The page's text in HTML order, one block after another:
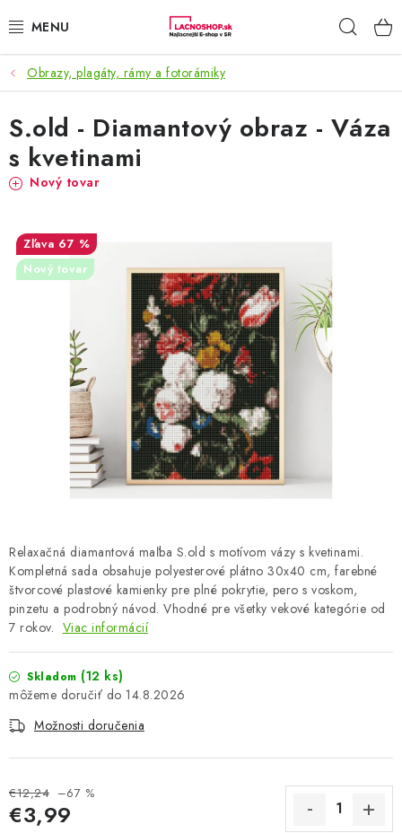
na
NAŠE AKCIE!
NAŠE NOVINKY!
POTRAVINY
NÁBYTOK
ZÁHRADA
OBLEČENIE A MÓDA
TOTÁLNA LIKVIDÁCIA
ŠPORT A OUTDOOR
DROGÉRIA A KOZMETIKA
PRE DETI
AUTO-MOTO
PRODUKTY HISTORICKE BEZ ZASOBY
BEZ ZÁSOBY, K VYŘAZENÍ (VČ. XD)
Obrazy, plagáty, rámy a fotorámiky
Relaxačná diamantová maľba S.old s motívom vázy s kvetinami.
Kompletná sada obsahuje polyesterové plátno 30x40 cm, farebné
štvorcové plastové kamienky pre plné pokrytie, pero s voskom,
pinzetu a podrobný návod. Vhodné pre všetky vekové kategórie od
7 rokov. Viac informácií
Skladom (12 ks)
14.8.2026
Možnosti doručenia
€12,24 –67 %
€3,99
S.old - Diamantový obraz - Váza
s kvetinami
Nový tovar
67 %
Nový tovar